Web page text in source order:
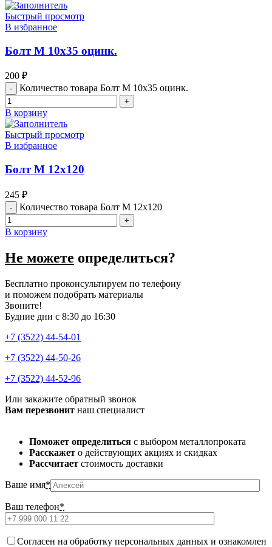
Быстрый просмотр
В избранное
Болт М 10х35 оцинк.
200 ₽
Количество товара Болт М 10х35 оцинк.
В корзину
Быстрый просмотр
В избранное
Болт М 12х120
245 ₽
Количество товара Болт М 12х120
В корзину
Не можете определиться?
Бесплатно проконсультируем по телефону
и поможем подобрать материалы
Звоните!
Будние дни с 8:30 до 16:30
+7 (3522) 44-54-01
+7 (3522) 44-50-26
+7 (3522) 44-52-96
Или закажите обратный звонок
Вам перезвонит наш специалист
Поможет определиться с выбором металлопроката
Расскажет о действующих акциях и скидках
Рассчитает стоимость доставки
Ваше имя*
Ваш телефон*
Cогласен на обработку персональных данных и ознакомлен